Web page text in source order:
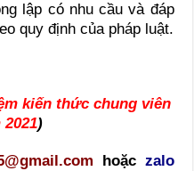
lập có nhu cầu và đáp
quy định của pháp luật.
kiến thức chung viên
)
hoặc zalo